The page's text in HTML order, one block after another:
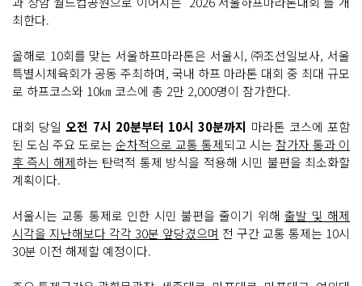
최한다.
올해로 10회를 맞는 서울하프마라톤은 서울시, ㈜조선일보사, 서울
특별시체육회가 공동 주최하며, 국내 하프 마라톤 대회 중 최대 규모
로 하프코스와 10㎞ 코스에 총 2만 2,000명이 참가한다.
대회 당일오전 7시 20분부터 10시 30분까지 마라톤 코스에 포함
된 도심 주요 도로는 순차적으로 교통 통제되고 시는 참가자 통과 이
후 즉시 해제하는 탄력적 통제 방식을 적용해 시민 불편을 최소화할
계획이다.
서울시는 교통 통제로 인한 시민 불편을 줄이기 위해출발 및 해제
시각을 지난해보다 각각 30분 앞당겼으며 전 구간 교통 통제는 10시
30분 이전 해제할 예정이다.